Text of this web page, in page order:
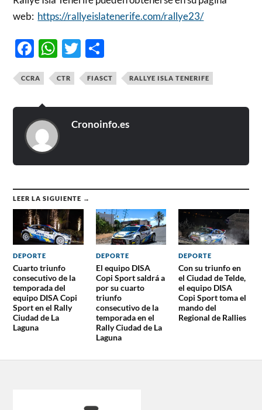
web: https://rallyeislatenerife.com/rallye23/
Facebook
WhatsApp
Twitter
CCRA CTR FIASCT RALLYE ISLA TENERIFE
Cronoinfo.es
LEER LA SIGUIENTE →
DEPORTE
Cuarto triunfo
consecutivo de la
temporada del
equipo DISA Copi
Sport en el Rally
Ciudad de La
Laguna
DEPORTE
El equipo DISA
Copi Sport saldrá a
por su cuarto
triunfo
consecutivo de la
temporada en el
Rally Ciudad de La
Laguna
DEPORTE
Con su triunfo en
el Ciudad de Telde,
el equipo DISA
Copi Sport toma el
mando del
Regional de Rallies